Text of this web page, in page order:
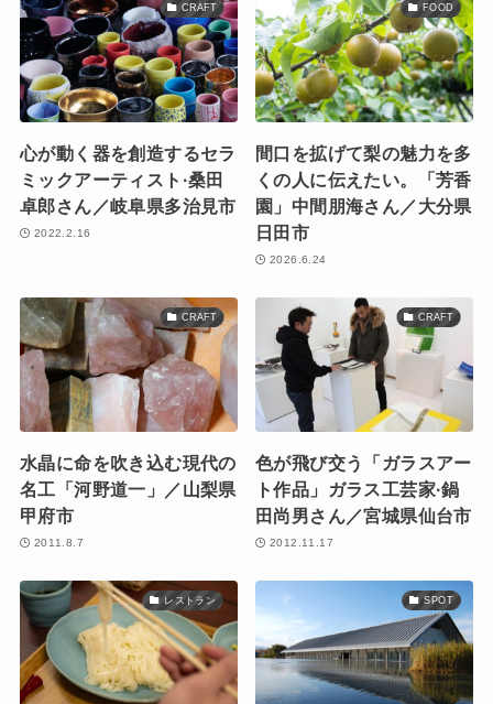
CRAFT
心が動く器を創造するセラ
ミックアーティスト·桑田
卓郎さん／岐阜県多治見市
2022.2.16
FOOD
間口を拡げて梨の魅力を多
くの人に伝えたい。「芳香
園」中間朋海さん／大分県
日田市
2026.6.24
CRAFT
水晶に命を吹き込む現代の
名工「河野道一」／山梨県
甲府市
2011.8.7
CRAFT
色が飛び交う「ガラスアー
ト作品」ガラス工芸家·鍋
田尚男さん／宮城県仙台市
2012.11.17
レストラン SPOT